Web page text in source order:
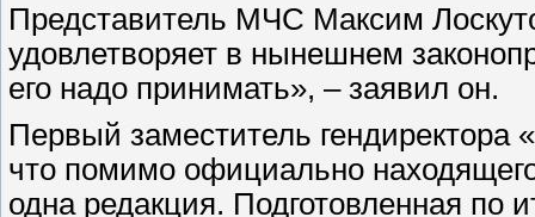
Представитель МЧС Максим
удовлетворяет в нынешнем
его надо принимать», – заявил он.
Первый заместитель гендиректора
что помимо официально
одна редакция. Подготовленная по